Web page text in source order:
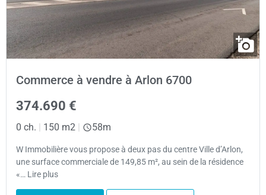
Commerce à vendre à Arlon 6700
374.690 €
0 ch. 150 m2 58m
W Immobilière vous propose à deux pas du centre Ville d’Arlon,
une surface commerciale de 149,85 m², au sein de la résidence
«… Lire plus